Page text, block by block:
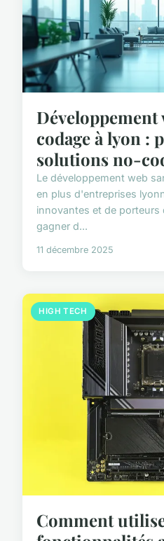
Développement
codage à lyon :
solutions no-
Le développement web
en plus d'entreprises
innovantes et de porteurs
gagner d...
11 décembre 2025
HIGH TECH
Comment